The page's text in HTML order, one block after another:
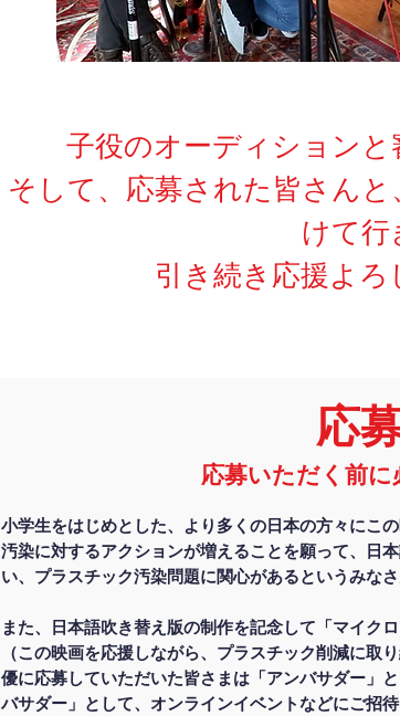
子役のオーディションと
そして、応募された皆さん
けて行
引き続き応援よろ
応
応募いただく前
小学生をはじめとした、より多くの日本の方々にこ
汚染に対するアクションが増えることを願って、日
い、プラスチック汚染問題に関心があるというみな
また、日本語吹き替え版の制作を記念して「マイク
（この映画を応援しながら、プラスチック削減に
優に応募していただいた皆さまは「アンバサダー」
バサダー」として、オンラインイベントなどにご招